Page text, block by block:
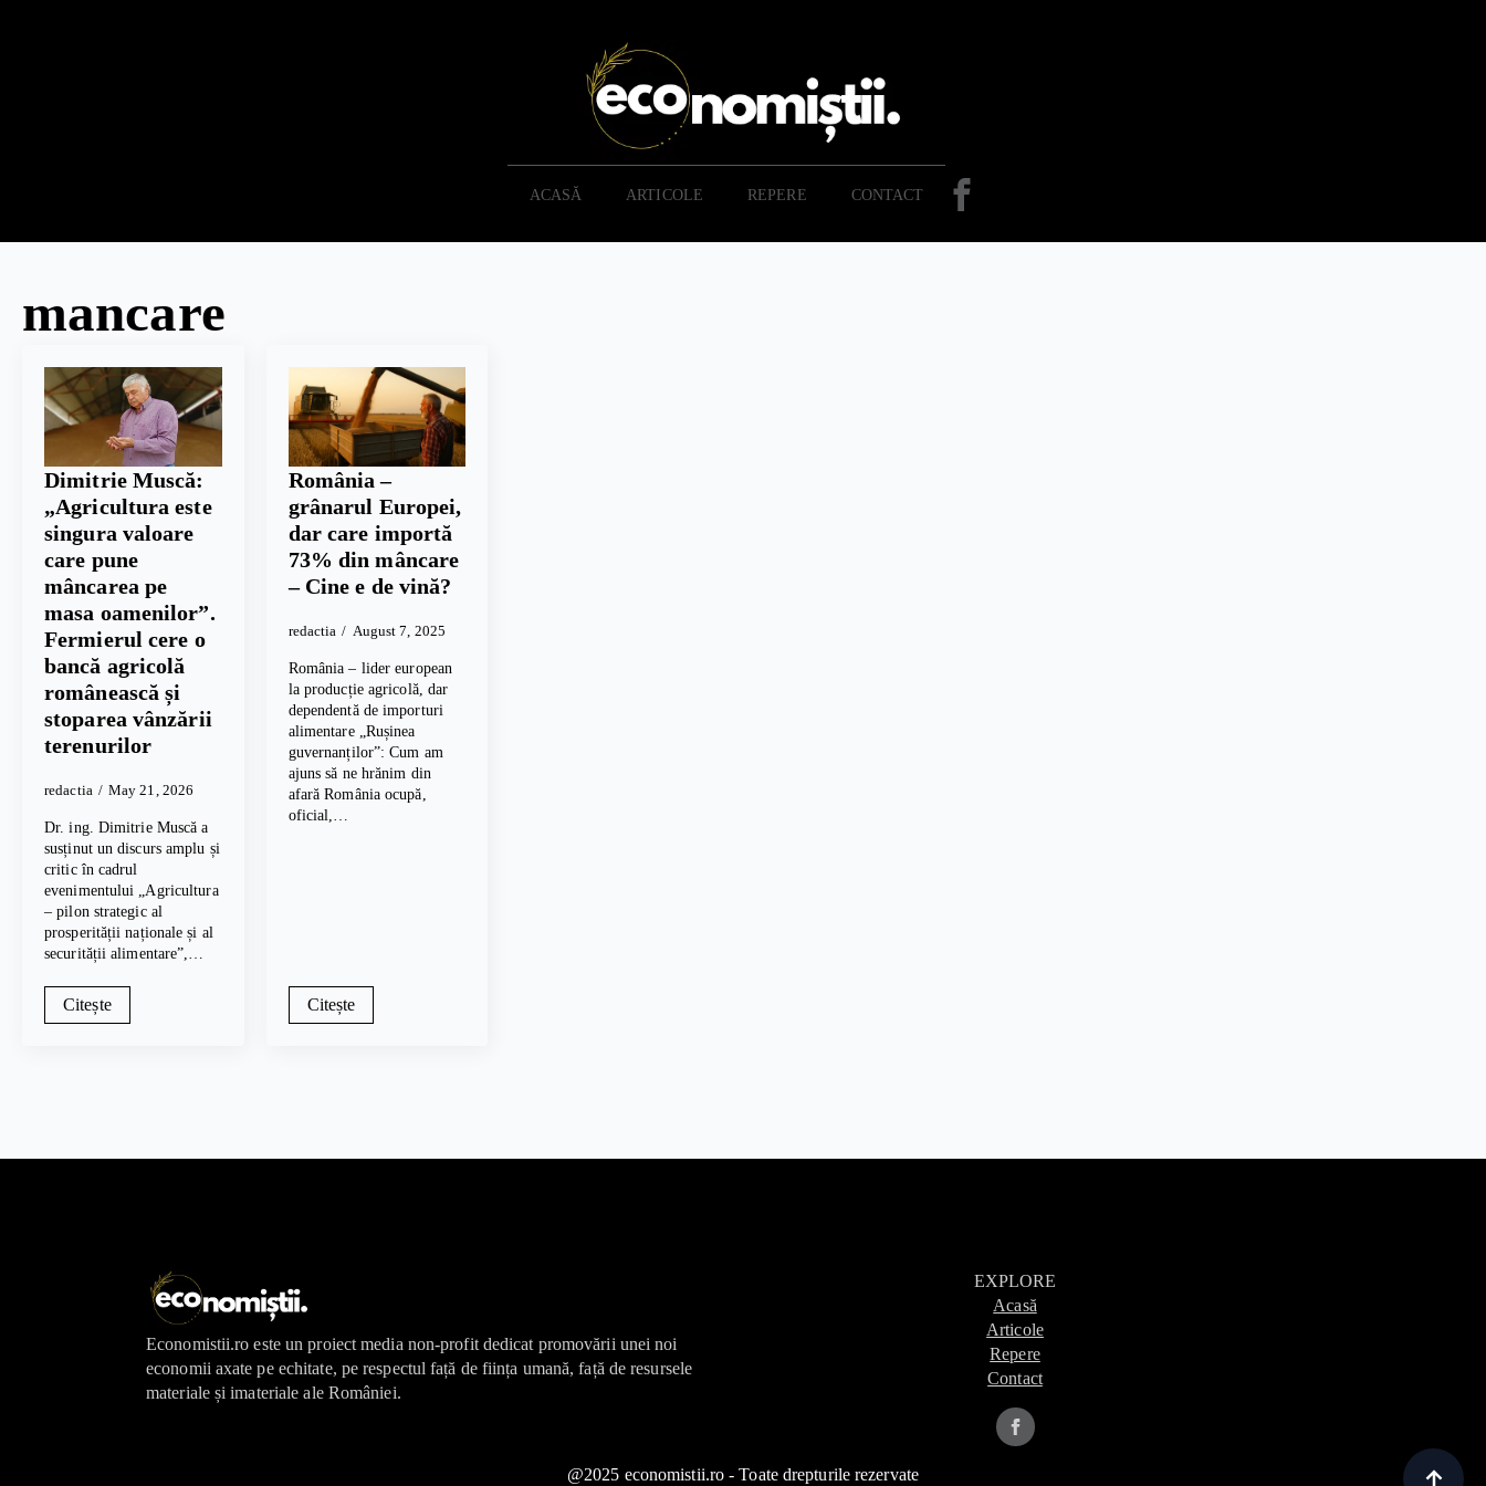
ACASĂ ARTICOLE REPERE CONTACT
mancare
Dimitrie Muscă:
„Agricultura este
singura valoare
care pune
mâncarea pe
masa oamenilor”.
Fermierul cere o
bancă agricolă
românească și
stoparea vânzării
terenurilor
redactia May 21, 2026
Dr. ing. Dimitrie Muscă a
susținut un discurs amplu și
critic în cadrul
evenimentului „Agricultura
– pilon strategic al
prosperității naționale și al
securității alimentare”,…
Citește
România –
grânarul Europei,
dar care importă
73% din mâncare
– Cine e de vină?
redactia August 7, 2025
România – lider european
la producție agricolă, dar
dependentă de importuri
alimentare „Rușinea
guvernanților”: Cum am
ajuns să ne hrănim din
afară România ocupă,
oficial,…
Citește
Economistii.ro este un proiect media non-profit dedicat promovării unei noi
economii axate pe echitate, pe respectul față de ființa umană, față de resursele
materiale și imateriale ale României.
EXPLORE
Acasă
Articole
Repere
Contact
@2025 economistii.ro - Toate drepturile rezervate